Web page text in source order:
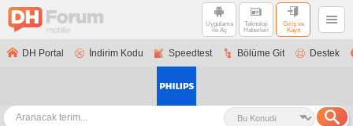
Uygulama
ile Aç
Teknoloji
Haberleri
Giriş ve
Kayıt
DH Portal İndirim Kodu Speedtest Bölüme Git Destek